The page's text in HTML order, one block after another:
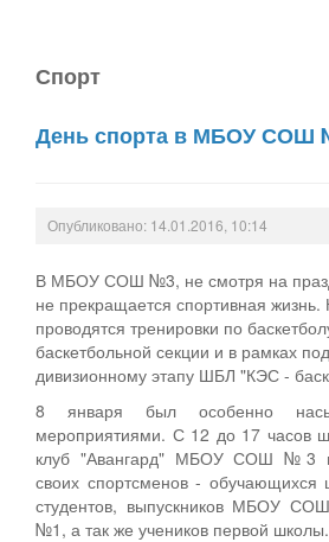
Спорт
День спорта в МБОУ СОШ
Опубликовано: 14.01.2016, 10:14
В МБОУ СОШ №3, не смотря на
не прекращается спортивная
проводятся тренировки по
баскетбольной секции и в рамках
дивизионному этапу ШБЛ "КЭС -
8 января был особенно
мероприятиями. С 12 до 17 часов
клуб "Авангард" МБОУ СОШ №3
своих спортсменов - обучающихся
студентов, выпускников МБОУ
№1, а так же учеников первой школы.